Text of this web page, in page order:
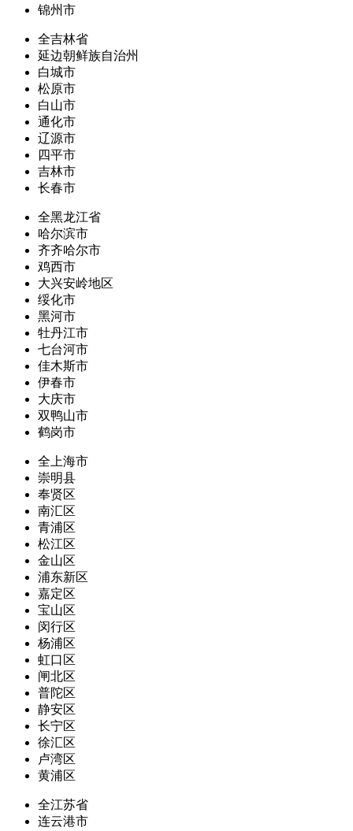
锦州市
全吉林省
延边朝鲜族自治州
白城市
松原市
白山市
通化市
辽源市
四平市
吉林市
长春市
全黑龙江省
哈尔滨市
齐齐哈尔市
鸡西市
大兴安岭地区
绥化市
黑河市
牡丹江市
七台河市
佳木斯市
伊春市
大庆市
双鸭山市
鹤岗市
全上海市
崇明县
奉贤区
南汇区
青浦区
松江区
金山区
浦东新区
嘉定区
宝山区
闵行区
杨浦区
虹口区
闸北区
普陀区
静安区
长宁区
徐汇区
卢湾区
黄浦区
全江苏省
连云港市